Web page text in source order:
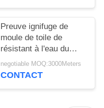
Preuve ignifuge de
moule de toile de
résistant à l'eau du
tissu CVC 310gsm
pour la tente
negotiable MOQ:3000Meters
CONTACT